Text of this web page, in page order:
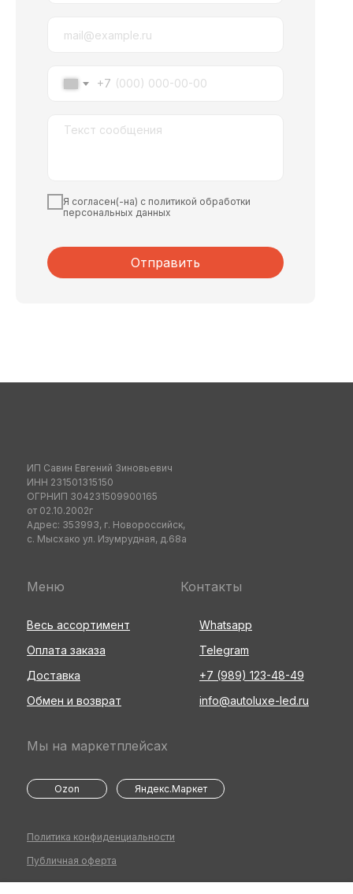
+7
Я согласен(-на) с политикой обработки
персональных данных
Отправить
ИП Савин Евгений Зиновьевич
ИНН 231501315150
ОГРНИП 304231509900165
от 02.10.2002г
Адрес: 353993, г. Новороссийск,
с. Мысхако ул. Изумрудная, д.68а
Политика конфиденциальности
Публичная оферта
Обмен и возврат
Доставка
Оплата заказа
info@autoluxe-led.ru
Меню
Мы на маркетплейсах
Контакты
+7 (989) 123-48-49
Telegram
Весь ассортимент Whatsapp
Ozon Яндекс.Маркет